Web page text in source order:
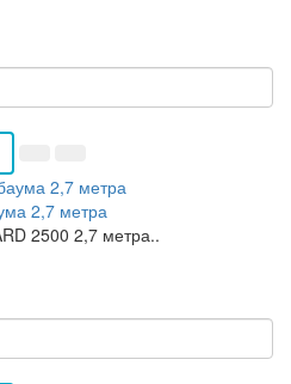
2,7 метра
2500 2,7 метра..